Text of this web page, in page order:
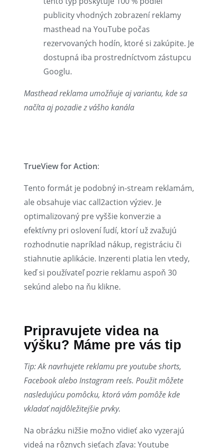
publicity vhodných zobrazení reklamy
masthead na YouTube počas
rezervovaných hodín, ktoré si zakúpite. Je
dostupná iba prostredníctvom zástupcu
Googlu.
Masthead reklama umožňuje aj variantu, kde sa
načíta aj pozadie z vášho kanála
TrueView for Action:
Tento formát je podobný in-stream reklamám,
ale obsahuje viac call2action výziev. Je
optimalizovaný pre vyššie konverzie a
efektívny pri oslovení ľudí, ktorí už zvažujú
rozhodnutie napríklad nákup, registráciu či
stiahnutie aplikácie. Inzerenti platia len vtedy,
keďsi používateľpozrie reklamu aspoň 30
sekúnd alebo na ňu klikne.
Pripravujete videa na
výšku? Máme pre vás tip
Tip: Ak navrhujete reklamu pre youtube shorts,
Facebook alebo Instagram reels. Použit môžete
nasledujúcu pomôcku, ktorá vám pomôže kde
vkladať najdôležitejšie prvky.
Na obrázku nižšie možno vidieť ako vyzerajú
videá na rôznych sieťach zľava: Youtube